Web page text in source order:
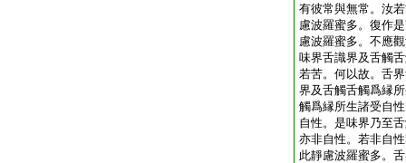
有彼常與無常。汝
慮波羅蜜多。復作
慮波羅蜜多。不應
味界舌識界及舌觸
若苦。何以故。舌
界及舌觸舌觸爲縁
觸爲縁所生諸受自
自性。是味界乃至
亦非自性。若非自
此靜慮波羅蜜多。